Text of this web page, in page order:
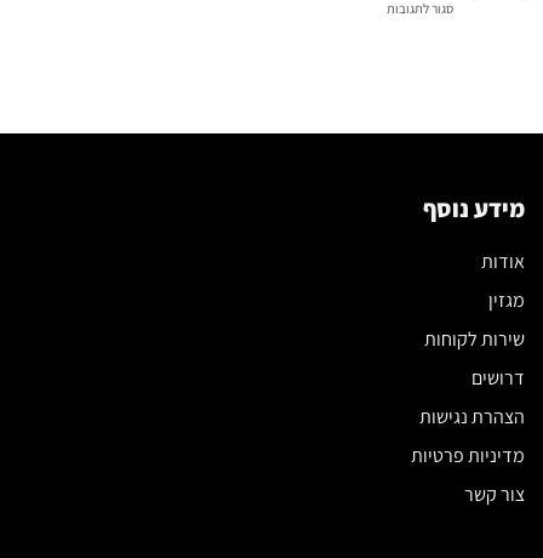
הנכונהסגור לתגובות
הספה
מידע נוסף
אודות
מגזין
שירות לקוחות
דרושים
הצהרת נגישות
מדיניות פרטיות
צור קשר